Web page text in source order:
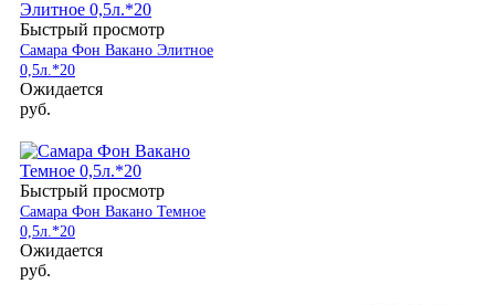
Быстрый просмотр
Самара Фон Вакано Элитное
0,5л.*20
Ожидается
руб.
Быстрый просмотр
Самара Фон Вакано Темное
0,5л.*20
Ожидается
руб.